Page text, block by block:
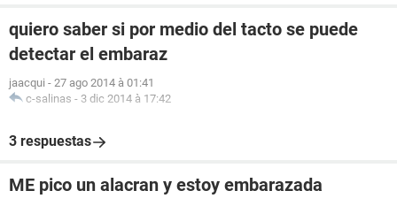
quiero saber si por medio del tacto se puede
detectar el embaraz
jaacqui - 27 ago 2014 à 01:41
c-salinas - 3 dic 2014 à 17:42
3 respuestas
ME pico un alacran y estoy embarazada